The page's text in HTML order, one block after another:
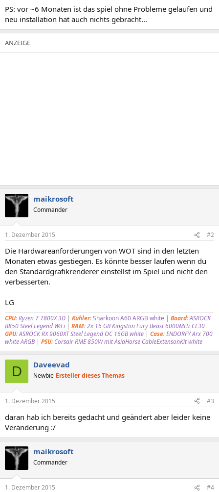
PS: vor ~6 Monaten ist das spiel ohne Probleme gelaufen und
neu installation hat auch nichts gebracht...
maikrosoft
Commander
1. Dezember 2015 #2
Die Hardwareanforderungen von WOT sind in den letzten
Monaten etwas gestiegen. Es könnte besser laufen wenn du
den Standardgrafikrenderer einstellst im Spiel und nicht den
verbesserten.
LG
CPU:Ryzen 7 7800X 3D | Kühler:Sharkoon A60 ARGB white | Board:ASROCK
B850 Steel Legend WiFi | RAM:2x 16 GB Kingston Fury Beast 6000MHz CL30 |
GPU:ASROCK RX 9060XT Steel Legend OC 16GB white | Case:ENDORFY Arx 700
white ARGB | PSU: Corsair RME 850Wmit AsiaHorse CableExtensonKit white
D Daveevad
Newbie Ersteller dieses Themas
1. Dezember 2015 #3
daran hab ich bereits gedacht und geändert aber leider keine
Veränderung :/
maikrosoft
Commander
1. Dezember 2015 #4